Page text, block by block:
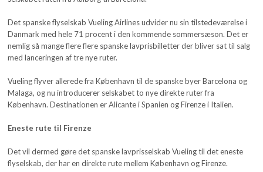
Det spanske flyselskab Vueling Airlines udvider nu sin tilstedeværelse i
Danmark med hele 71 procent i den kommende sommersæson. Det er
nemlig så mange flere flere spanske lavprisbilletter der bliver sat til salg
med lanceringen af tre nye ruter.
Vueling flyver allerede fra København til de spanske byer Barcelona og
Malaga, og nu introducerer selskabet to nye direkte ruter fra
København. Destinationen er Alicante i Spanien og Firenze i Italien.
Eneste rute til Firenze
Det vil dermed gøre det spanske lavprisselskab Vueling til det eneste
flyselskab, der har en direkte rute mellem København og Firenze.